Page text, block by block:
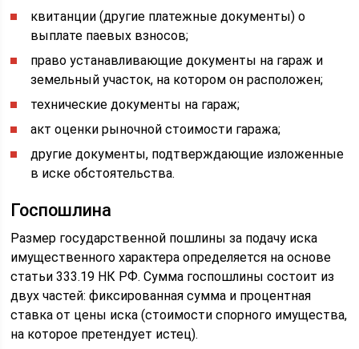
квитанции (другие платежные документы) о
выплате паевых взносов;
право устанавливающие документы на гараж и
земельный участок, на котором он расположен;
технические документы на гараж;
акт оценки рыночной стоимости гаража;
другие документы, подтверждающие изложенные
в иске обстоятельства.
Госпошлина
Размер государственной пошлины за подачу иска
имущественного характера определяется на основе
статьи 333.19 НК РФ. Сумма госпошлины состоит из
двух частей: фиксированная сумма и процентная
ставка от цены иска (стоимости спорного имущества,
на которое претендует истец).